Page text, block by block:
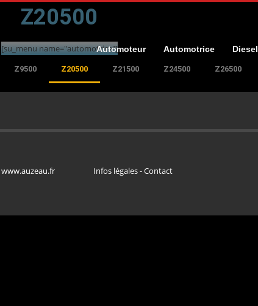
Automoteur Automotrice Diesel
Z20500
[su_menu name="automotrice"]
Z9500 Z20500 Z21500 Z24500 Z26500
www.auzeau.fr Infos légales - Contact